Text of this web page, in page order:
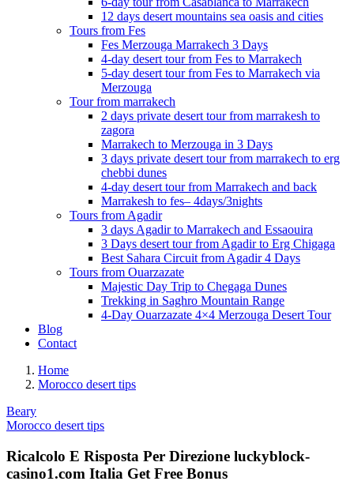
12 days desert mountains sea oasis and cities
Tours from Fes
Fes Merzouga Marrakech 3 Days
4-day desert tour from Fes to Marrakech
5-day desert tour from Fes to Marrakech via
Merzouga
Tour from marrakech
2 days private desert tour from marrakesh to
zagora
Marrakech to Merzouga in 3 Days
3 days private desert tour from marrakech to erg
chebbi dunes
4-day desert tour from Marrakech and back
Marrakesh to fes– 4days/3nights
Tours from Agadir
3 days Agadir to Marrakech and Essaouira
3 Days desert tour from Agadir to Erg Chigaga
Best Sahara Circuit from Agadir 4 Days
Tours from Ouarzazate
Majestic Day Trip to Chegaga Dunes
Trekking in Saghro Mountain Range
4-Day Ouarzazate 4×4 Merzouga Desert Tour
Blog
Contact
Home
Morocco desert tips
Beary
Morocco desert tips
Ricalcolo E Risposta Per Direzione luckyblock-
casino1.com Italia Get Free Bonus